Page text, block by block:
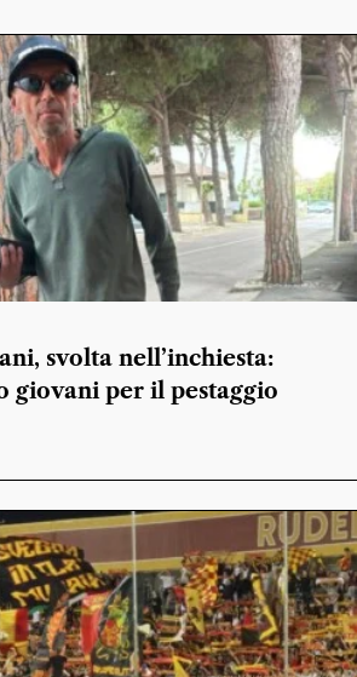
svolta nell’inchiesta:
giovani per il pestaggio